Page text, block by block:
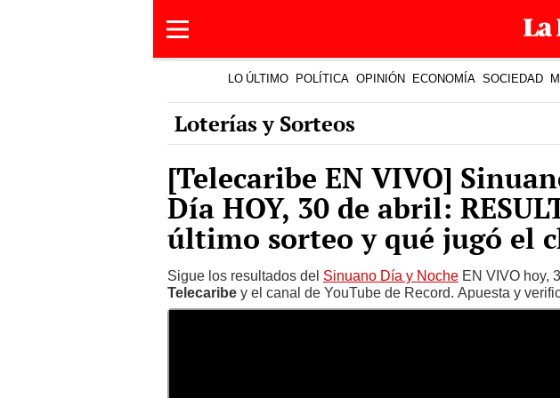
LO ÚLTIMO POLÍTICA OPINIÓN ECONOMÍA SOCIEDAD
Loterías y Sorteos
[Telecaribe EN VIVO]
Día HOY, 30 de abril:
último sorteo y qué jugó el
Sigue los resultados del Sinuano Día y Noche EN VIVO hoy,
Telecaribe y el canal de YouTube de Record. Apuesta y